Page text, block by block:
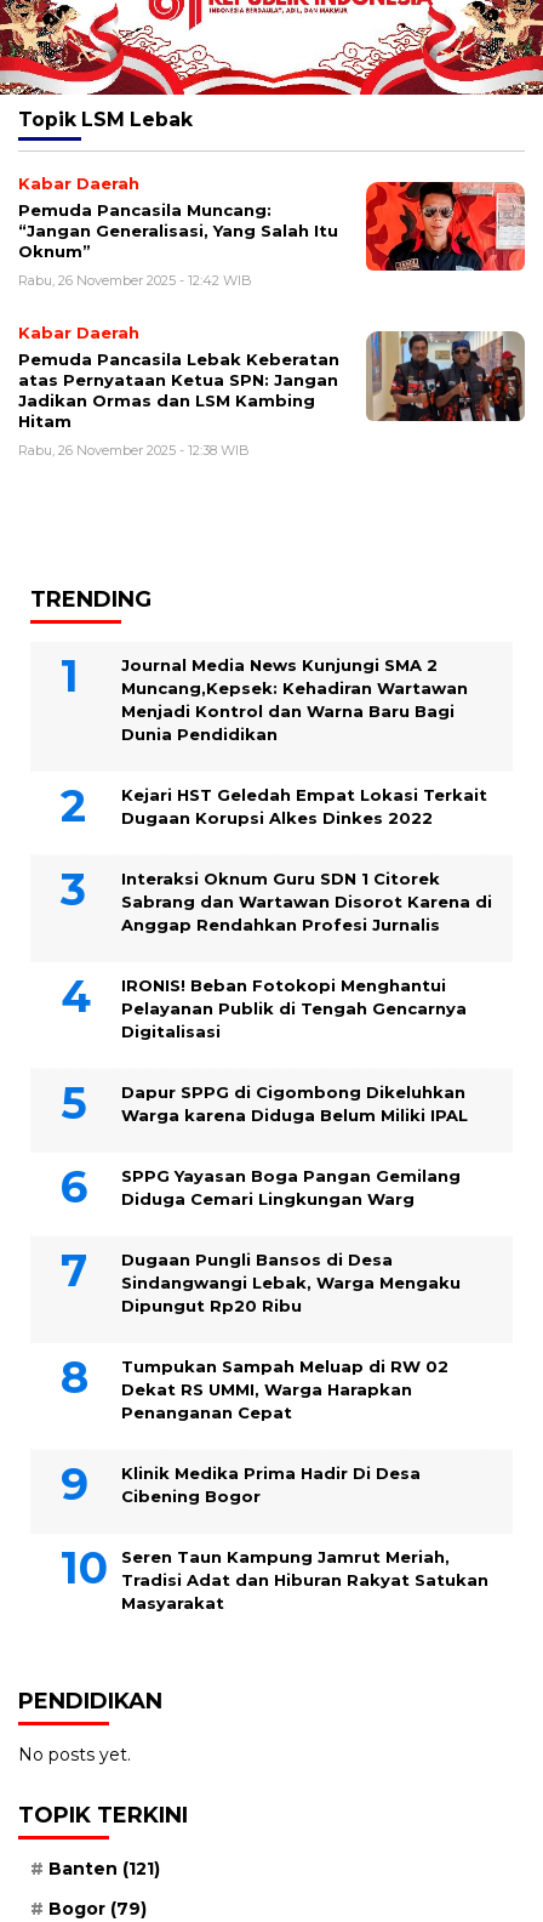
Topik LSM Lebak
Kabar Daerah
Pemuda Pancasila Muncang:
“Jangan Generalisasi, Yang Salah Itu
Oknum”
Rabu, 26 November 2025 - 12:42 WIB
Kabar Daerah
Pemuda Pancasila Lebak Keberatan
atas Pernyataan Ketua SPN: Jangan
Jadikan Ormas dan LSM Kambing
Hitam
Rabu, 26 November 2025 - 12:38 WIB
TRENDING
Journal Media News Kunjungi SMA 2
Muncang,Kepsek: Kehadiran Wartawan
Menjadi Kontrol dan Warna Baru Bagi
Dunia Pendidikan
Kejari HST Geledah Empat Lokasi Terkait
Dugaan Korupsi Alkes Dinkes 2022
Interaksi Oknum Guru SDN 1 Citorek
Sabrang dan Wartawan Disorot Karena di
Anggap Rendahkan Profesi Jurnalis
IRONIS! Beban Fotokopi Menghantui
Pelayanan Publik di Tengah Gencarnya
Digitalisasi
Dapur SPPG di Cigombong Dikeluhkan
Warga karena Diduga Belum Miliki IPAL
SPPG Yayasan Boga Pangan Gemilang
Diduga Cemari Lingkungan Warg
Dugaan Pungli Bansos di Desa
Sindangwangi Lebak, Warga Mengaku
Dipungut Rp20 Ribu
Tumpukan Sampah Meluap di RW 02
Dekat RS UMMI, Warga Harapkan
Penanganan Cepat
Klinik Medika Prima Hadir Di Desa
Cibening Bogor
Seren Taun Kampung Jamrut Meriah,
Tradisi Adat dan Hiburan Rakyat Satukan
Masyarakat
PENDIDIKAN
No posts yet.
TOPIK TERKINI
Banten (121)
Bogor (79)